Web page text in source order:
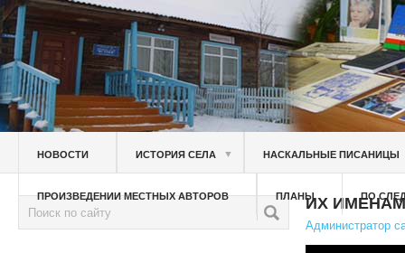
НОВОСТИ ИСТОРИЯ СЕЛА ▼ НАСКАЛЬНЫЕ ПИСАНИЦЫ
ПРОИЗВЕДЕНИИ МЕСТНЫХ АВТОРОВ ПЛАНЫ ПО
ИХ
Администратор